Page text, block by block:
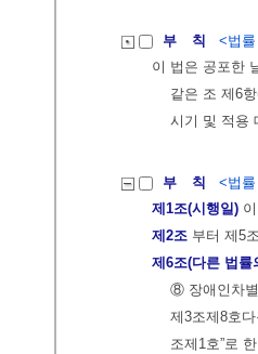
부 칙
<법
이 법은 공포한
같은 조 제6
시기 및 적용
부 칙
<법
제1조(시행일)
제2조 부터 제5
제6조(다른 법률
⑧ 장애인차
제3조제8호
조제1호”로